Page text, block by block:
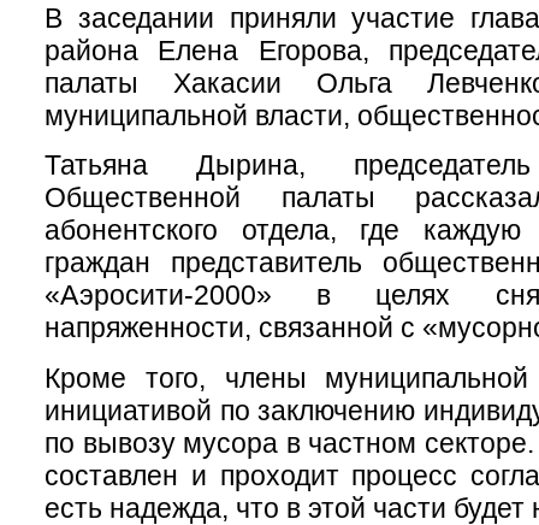
В заседании приняли участие
района Елена Егорова,
палаты Хакасии Ольга
муниципальной власти,
Татьяна Дырина,
Общественной палаты
абонентского отдела, где
граждан представитель
«Аэросити-2000» в целях
напряженности, связанной с
Кроме того, члены
инициативой по заключению
по вывозу мусора в частном
составлен и проходит процесс
есть надежда, что в этой части будет